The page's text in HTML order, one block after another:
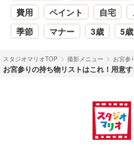
費用
ペイント 自宅
季節
マナー 3歳 5歳
スタジオマリオTOP 撮影メニュー お宮参
お宮参りの持ち物リストはこれ！用意